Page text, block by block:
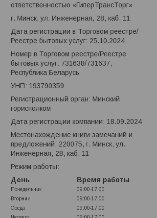
ответственностью «ГиперТрансТорг»
г. Минск, ул. Инженерная, 28, каб. 11
Дата регистрации в Торговом реестре/
Реестре бытовых услуг: 25.10.2024
Номер в Торговом реестре/Реестре
бытовых услуг: 731638/731637,
Республика Беларусь
УНП: 193790359
Регистрационный орган: Минский
горисполком
Дата регистрации компании: 18.09.2024
Местонахождение книги замечаний и
предложений: 220075, г. Минск, ул.
Инженерная, 28, каб. 11
Режим работы:
День
Время работы
Понедельник
09:00-17:00
Вторник
09:00-17:00
Среда
09:00-17:00